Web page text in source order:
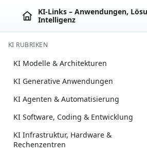
KI‑Links – Anwendungen,
Intelligenz
KI RUBRIKEN
KI Modelle & Architekturen
KI Generative Anwendungen
KI Agenten & Automatisierung
KI Software, Coding & Entwicklung
KI Infrastruktur, Hardware &
Rechenzentren